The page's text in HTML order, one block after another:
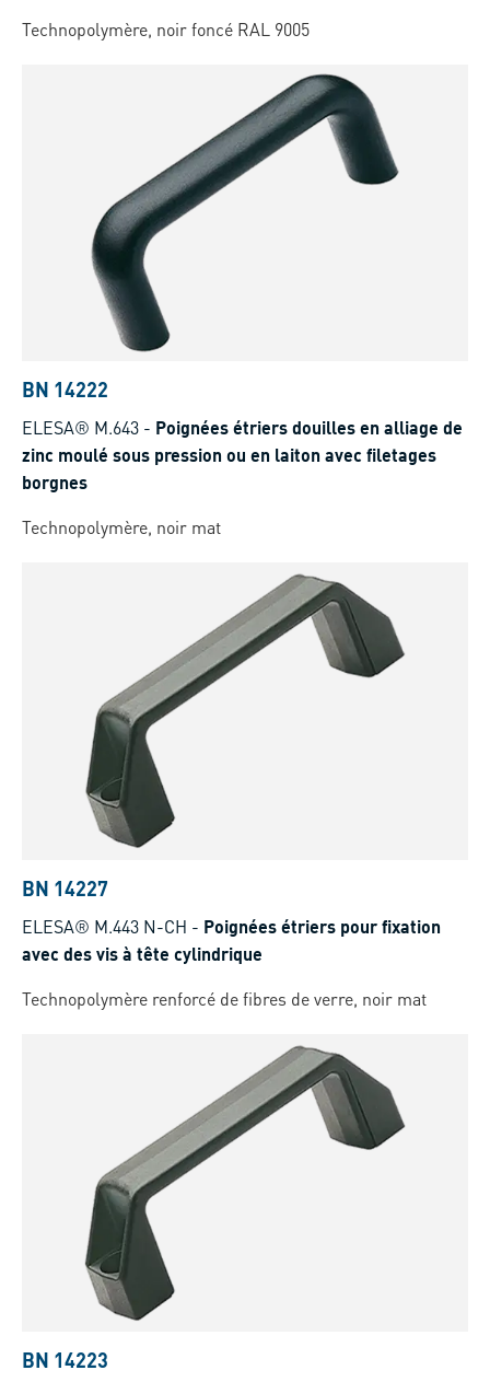
Technopolymère, noir foncé RAL 9005
BN 14222
ELESA® M.643 - Poignées étriers douilles en alliage de
zinc moulé sous pression ou en laiton avec filetages
borgnes
Technopolymère, noir mat
BN 14227
ELESA® M.443 N-CH - Poignées étriers pour fixation
avec des vis à tête cylindrique
Technopolymère renforcé de fibres de verre, noir mat
BN 14223